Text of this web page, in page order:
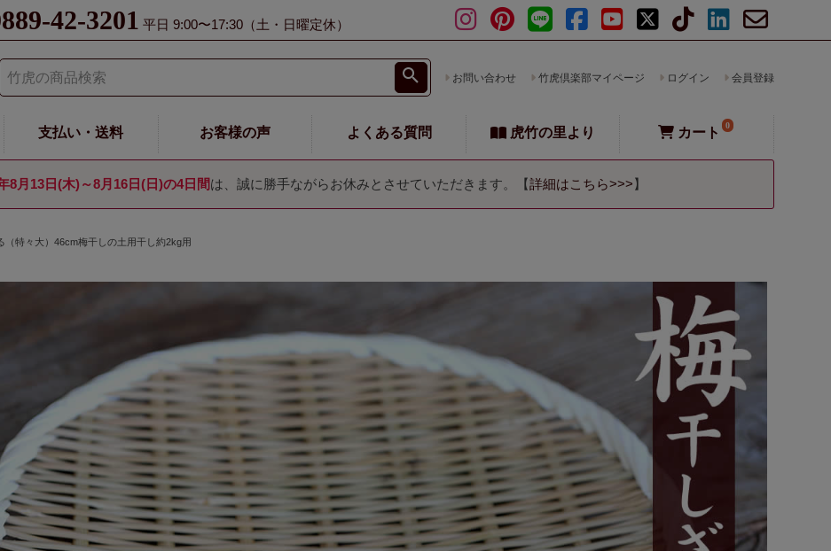
42-3201 平日 9:00〜17:30（土・日曜定休）
お問い合わせ 竹虎倶楽部マイページ ログイン 会員登録
支払い・送料 お客様の声 よくある質問 虎竹の里より カート 0
8月13日(木)～8月16日(日)の4日間は、誠に勝手ながらお休みとさせていただきます。【詳細はこちら>>>】
（特々大）46cm梅干しの土用干し約2kg用